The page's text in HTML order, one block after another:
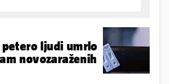
ljudi umrlo
novozaraženih